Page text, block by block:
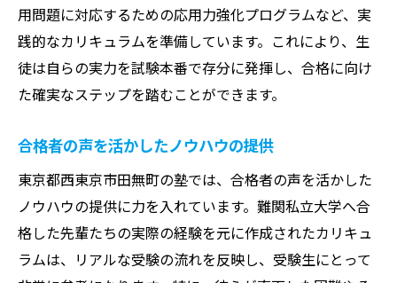
用問題に対応するための応用力強化プログラムなど、実
践的なカリキュラムを準備しています。これにより、生
徒は自らの実力を試験本番で存分に発揮し、合格に向け
た確実なステップを踏むことができます。
合格者の声を活かしたノウハウの提供
東京都西東京市田無町の塾では、合格者の声を活かした
ノウハウの提供に力を入れています。難関私立大学へ合
格した先輩たちの実際の経験を元に作成されたカリキュ
ラムは、リアルな受験の流れを反映し、受験生にとって